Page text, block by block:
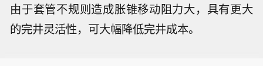
由于套管不规则造成胀锥移动阻力大，具有更大
的完井灵活性，可大幅降低完井成本。
据称 NSCALE 现有已投运及签约装机规
模达 831 兆瓦。